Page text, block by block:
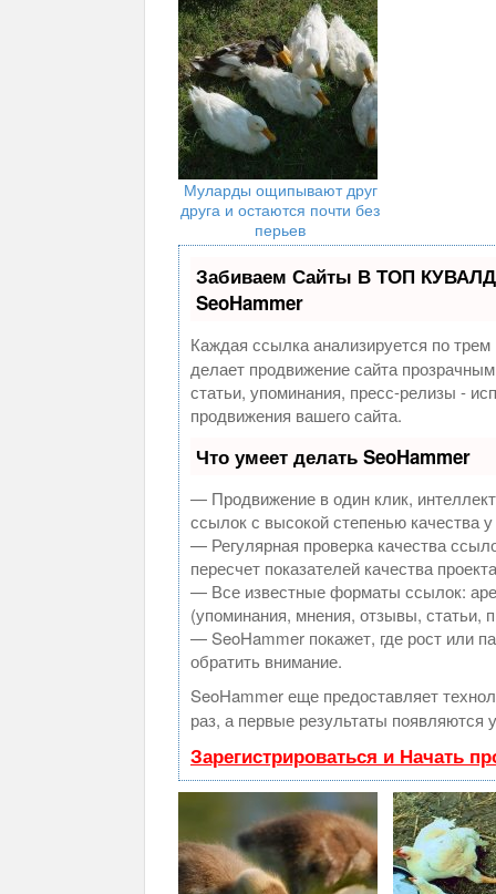
Муларды ощипывают друг
друга и остаются почти без
перьев
Забиваем Сайты В ТОП
SeoHammer
Каждая ссылка анализируется по
делает продвижение сайта
статьи, упоминания, пресс-релизы -
продвижения вашего сайта.
Что умеет делать SeoHammer
— Продвижение в один клик,
ссылок с высокой степенью качества
— Регулярная проверка качества
пересчет показателей качества
— Все известные форматы ссылок:
(упоминания, мнения, отзывы, статьи,
— SeoHammer покажет, где рост или
обратить внимание.
SeoHammer еще предоставляет
раз, а первые результаты появляются
Зарегистрироваться и Начать